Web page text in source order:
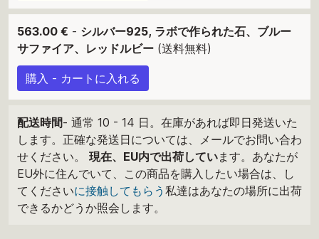
563.00 € - シルバー925, ラボで作られた石、ブルー
サファイア、レッドルビー (送料無料)
購入 - カートに入れる
配送時間- 通常 10 - 14 日。在庫があれば即日発送いた
します。正確な発送日については、メールでお問い合わ
せください。 現在、EU内で出荷しています。あなたが
EU外に住んでいて、この商品を購入したい場合は、し
てくださいに接触してもらう 私達はあなたの場所に出荷
できるかどうか照会します。